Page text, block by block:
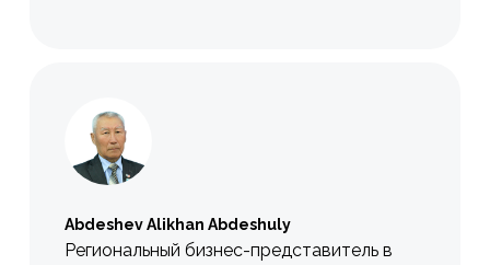
Abdeshev Alikhan Abdeshuly
Региональный бизнес-представитель в